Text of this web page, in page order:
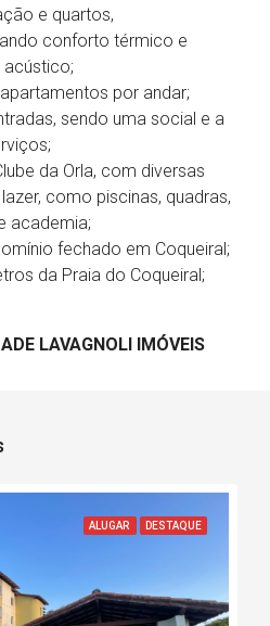
e quartos,
conforto térmico e
por andar;
sendo uma social e a
da Orla, com diversas
como piscinas, quadras,
academia;
fechado em Coqueiral;
da Praia do Coqueiral;
LAVAGNOLI IMÓVEIS
ALUGAR DESTAQUE